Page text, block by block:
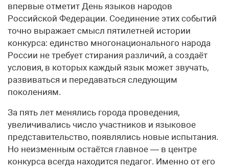
впервые отметит День языков народов
Российской Федерации. Соединение этих событий
точно выражает смысл пятилетней истории
конкурса: единство многонационального народа
России не требует стирания различий, а создаёт
условия, в которых каждый язык может звучать,
развиваться и передаваться следующим
поколениям.
За пять лет менялись города проведения,
увеличивались число участников и языковое
представительство, появлялись новые испытания.
Но неизменным остаётся главное — в центре
конкурса всегда находится педагог. Именно от его